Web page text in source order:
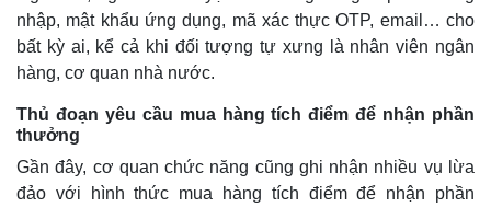
nhập, mật khẩu ứng dụng, mã xác thực OTP, email… cho
bất kỳ ai, kể cả khi đối tượng tự xưng là nhân viên ngân
hàng, cơ quan nhà nước.
Thủ đoạn yêu cầu mua hàng tích điểm để nhận phần
thưởng
Gần đây, cơ quan chức năng cũng ghi nhận nhiều vụ lừa
đảo với hình thức mua hàng tích điểm để nhận phần